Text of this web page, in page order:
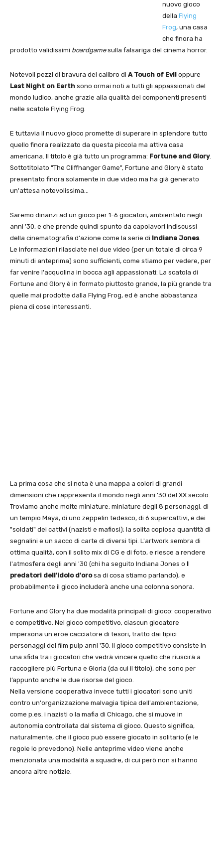
nuovo gioco
della Flying
Frog, una casa
che finora ha
prodotto validissimi boardgamesulla falsariga del cinema horror.
Notevoli pezzi di bravura del calibro di A Touch of Evil oppure
Last Night on Earth sono ormai noti a tutti gli appassionati del
mondo ludico, anche grazie alla qualità dei componenti presenti
nelle scatole Flying Frog.
E tuttavia il nuovo gioco promette di superare in splendore tutto
quello finora realizzato da questa piccola ma attiva casa
americana. Il titolo è già tutto un programma: Fortune and Glory.
Sottotitolato "The Cliffhanger Game", Fortune and Glory è stato
presentato finora solamente in due video ma ha già generato
un'attesa notevolissima…
Saremo dinanzi ad un gioco per 1-6 giocatori, ambientato negli
anni '30, e che prende quindi spunto da capolavori indiscussi
della cinematografia d'azione come la serie di Indiana Jones.
Le informazioni rilasciate nei due video (per un totale di circa 9
minuti di anteprima) sono sufficienti, come stiamo per vedere, per
far venire l'acquolina in bocca agli appassionati: La scatola di
Fortune and Glory è in formato piuttosto grande, la più grande tra
quelle mai prodotte dalla Flying Frog, ed è anche abbastanza
piena di cose interessanti.
La prima cosa che si nota è una mappa a colori di grandi
dimensioni che rappresenta il mondo negli anni '30 del XX secolo.
Troviamo anche molte miniature: miniature degli 8 personaggi, di
un tempio Maya, di uno zeppelin tedesco, di 6 supercattivi, e dei
"soldati" dei cattivi (nazisti e mafiosi); la solita copiosa quantità di
segnalini e un sacco di carte di diversi tipi. L'artwork sembra di
ottima qualità, con il solito mix di CG e di foto, e riesce a rendere
l'atmosfera degli anni '30 (chi ha seguito Indiana Jones o I
predatori dell'idolo d'orosa di cosa stiamo parlando), e
probabilmente il gioco includerà anche una colonna sonora.
Fortune and Glory ha due modalità principali di gioco: cooperativo
e competitivo. Nel gioco competitivo, ciascun giocatore
impersona un eroe cacciatore di tesori, tratto dai tipici
personaggi dei film pulp anni '30. Il gioco competitivo consiste in
una sfida tra i giocatori che vedrà vincere quello che riuscirà a
raccogliere più Fortuna e Gloria (da cui il titolo), che sono per
l’appunto anche le due risorse del gioco.
Nella versione cooperativa invece tutti i giocatori sono uniti
contro un'organizzazione malvagia tipica dell'ambientazione,
come p.es. i nazisti o la mafia di Chicago, che si muove in
autonomia controllata dal sistema di gioco. Questo significa,
naturalmente, che il gioco può essere giocato in solitario (e le
regole lo prevedono). Nelle anteprime video viene anche
menzionata una modalità a squadre, di cui però non si hanno
ancora altre notizie.